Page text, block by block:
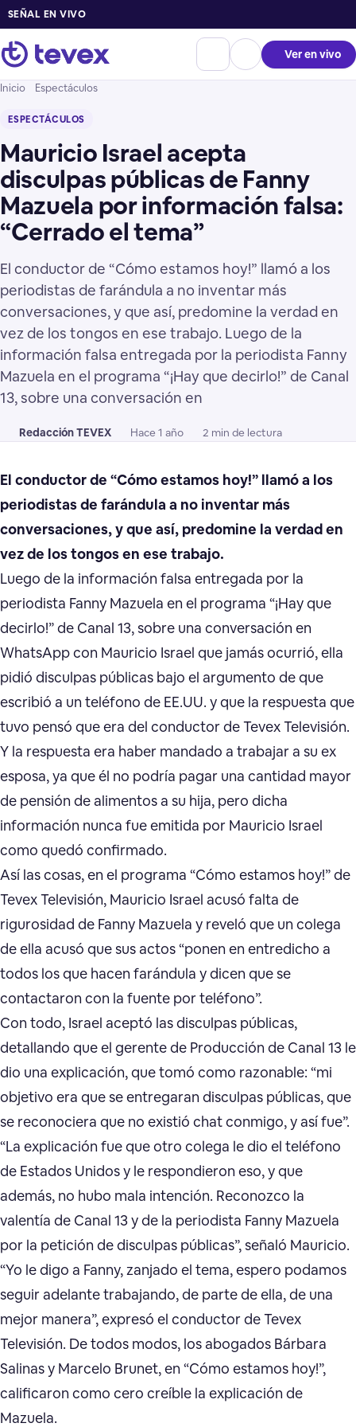
SEÑAL EN VIVO
Ver en vivo
Inicio Espectáculos
ESPECTÁCULOS
Mauricio Israel acepta
disculpas públicas de Fanny
Mazuela por información falsa:
“Cerrado el tema”
El conductor de “Cómo estamos hoy!” llamó a los
periodistas de farándula a no inventar más
conversaciones, y que así, predomine la verdad en
vez de los tongos en ese trabajo. Luego de la
información falsa entregada por la periodista Fanny
Mazuela en el programa “¡Hay que decirlo!” de Canal
13, sobre una conversación en
Redacción TEVEX Hace 1 año 2 min de lectura
El conductor de “Cómo estamos hoy!” llamó a los
periodistas de farándula a no inventar más
conversaciones, y que así, predomine la verdad en
vez de los tongos en ese trabajo.
Luego de la información falsa entregada por la
periodista Fanny Mazuela en el programa “¡Hay que
decirlo!” de Canal 13, sobre una conversación en
WhatsApp con Mauricio Israel que jamás ocurrió, ella
pidió disculpas públicas bajo el argumento de que
escribió a un teléfono de EE.UU. y que la respuesta que
tuvo pensó que era del conductor de Tevex Televisión.
Y la respuesta era haber mandado a trabajar a su ex
esposa, ya que él no podría pagar una cantidad mayor
de pensión de alimentos a su hija, pero dicha
información nunca fue emitida por Mauricio Israel
como quedó confirmado.
Así las cosas, en el programa “Cómo estamos hoy!” de
Tevex Televisión, Mauricio Israel acusó falta de
rigurosidad de Fanny Mazuela y reveló que un colega
de ella acusó que sus actos “ponen en entredicho a
todos los que hacen farándula y dicen que se
contactaron con la fuente por teléfono”.
Con todo, Israel aceptó las disculpas públicas,
detallando que el gerente de Producción de Canal 13 le
dio una explicación, que tomó como razonable: “mi
objetivo era que se entregaran disculpas públicas, que
se reconociera que no existió chat conmigo, y así fue”.
“La explicación fue que otro colega le dio el teléfono
de Estados Unidos y le respondieron eso, y que
además, no hubo mala intención. Reconozco la
valentía de Canal 13 y de la periodista Fanny Mazuela
por la petición de disculpas públicas”, señaló Mauricio.
“Yo le digo a Fanny, zanjado el tema, espero podamos
seguir adelante trabajando, de parte de ella, de una
mejor manera”, expresó el conductor de Tevex
Televisión. De todos modos, los abogados Bárbara
Salinas y Marcelo Brunet, en “Cómo estamos hoy!”,
calificaron como cero creíble la explicación de
Mazuela.